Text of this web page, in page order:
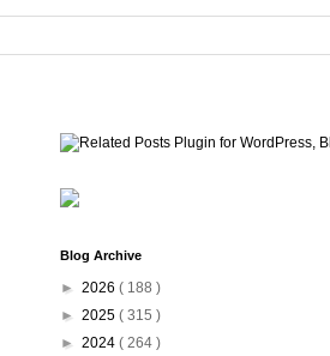
Blog Archive
► 2026 ( 188 )
► 2025 ( 315 )
► 2024 ( 264 )